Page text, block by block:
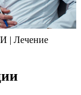
Лечение